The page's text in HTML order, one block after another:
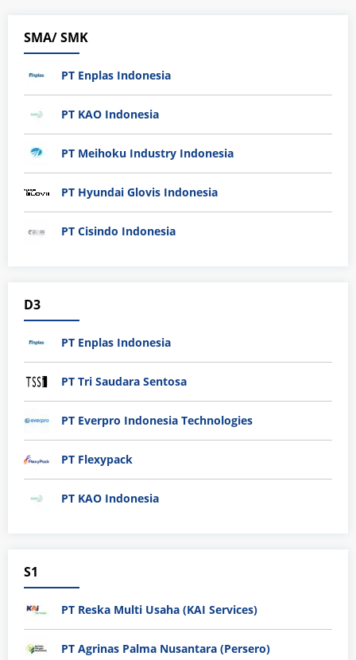
SMA/ SMK
PT Enplas Indonesia
PT KAO Indonesia
PT Meihoku Industry Indonesia
PT Hyundai Glovis Indonesia
PT Cisindo Indonesia
D3
PT Enplas Indonesia
PT Tri Saudara Sentosa
PT Everpro Indonesia Technologies
PT Flexypack
PT KAO Indonesia
S1
PT Reska Multi Usaha (KAI Services)
PT Agrinas Palma Nusantara (Persero)